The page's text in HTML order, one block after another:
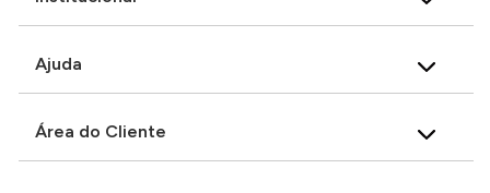
Ajuda
Área do Cliente